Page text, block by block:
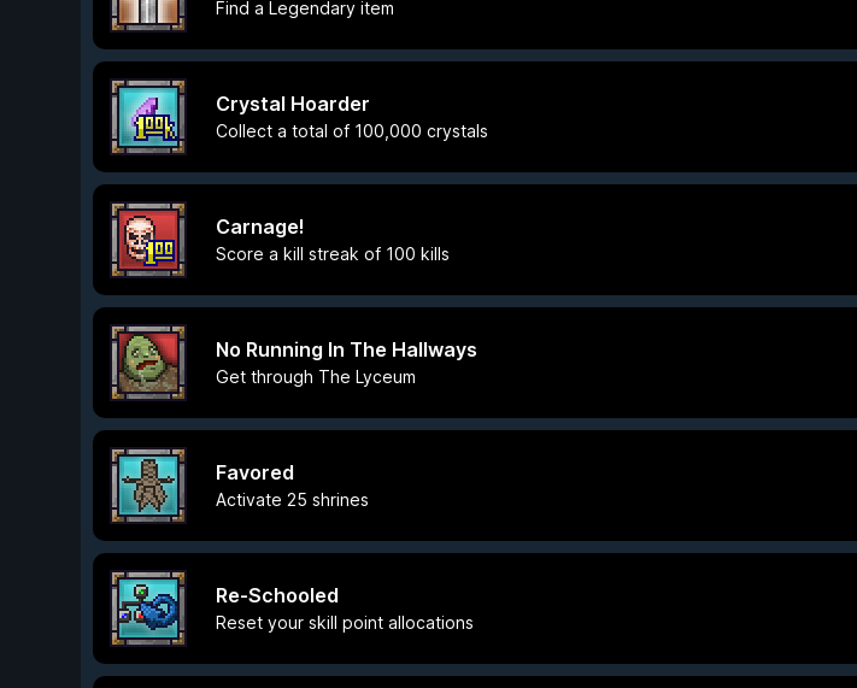
Find a Legendary item
Crystal Hoarder
Collect a total of 100,000 crystals
Carnage!
Score a kill streak of 100 kills
No Running In The Hallways
Get through The Lyceum
Favored
Activate 25 shrines
Re-Schooled
Reset your skill point allocations